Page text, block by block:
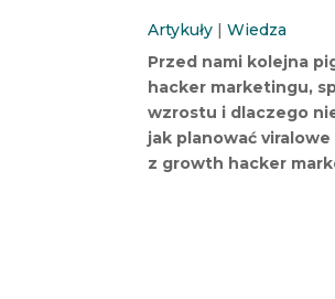
Artykuły |Wiedza
Przed nami kolejna
hacker marketingu,
wzrostu i dlaczego
jak planować
z growth hacker